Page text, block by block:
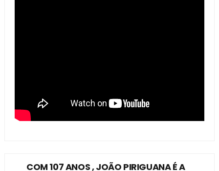
COM 107 ANOS , JOÃO PIRIGUANA É A